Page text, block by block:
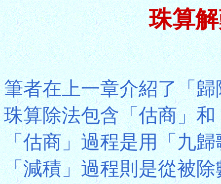
珠算
筆者在上一章介紹了「
珠算除法包含「估商」
「估商」過程是用「九
「減積」過程則是從被